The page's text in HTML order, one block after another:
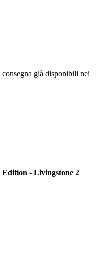
già disponibili nei
Edition - Livingstone 2